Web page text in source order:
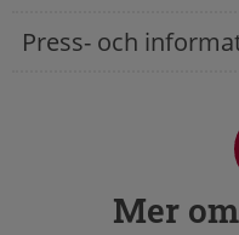
Press- och
Mer